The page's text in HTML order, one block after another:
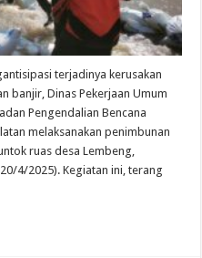
terjadinya kerusakan
banjir, Dinas Pekerjaan Umum
Pengendalian Bencana
melaksanakan penimbunan
ruas desa Lembeng,
4/2025). Kegiatan ini, terang